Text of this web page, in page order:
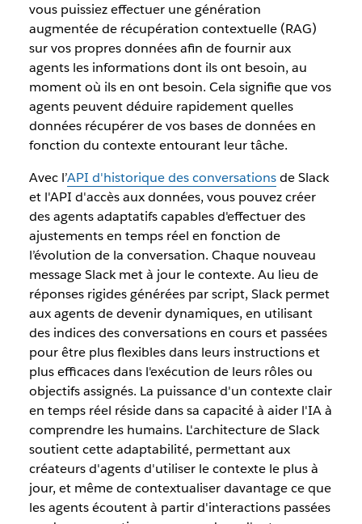
vous puissiez effectuer une génération
augmentée de récupération contextuelle (RAG)
sur vos propres données afin de fournir aux
agents les informations dont ils ont besoin, au
moment où ils en ont besoin. Cela signifie que vos
agents peuvent déduire rapidement quelles
données récupérer de vos bases de données en
fonction du contexte entourant leur tâche.
Avec l’API d'historique des conversationsde Slack
et l'API d'accès aux données, vous pouvez créer
des agents adaptatifs capables d'effectuer des
ajustements en temps réel en fonction de
l’évolution de la conversation. Chaque nouveau
message Slack met à jour le contexte. Au lieu de
réponses rigides générées par script, Slack permet
aux agents de devenir dynamiques, en utilisant
des indices des conversations en cours et passées
pour être plus flexibles dans leurs instructions et
plus efficaces dans l'exécution de leurs rôles ou
objectifs assignés. La puissance d'un contexte clair
en temps réel réside dans sa capacité à aider l'IA à
comprendre les humains. L'architecture de Slack
soutient cette adaptabilité, permettant aux
créateurs d'agents d'utiliser le contexte le plus à
jour, et même de contextualiser davantage ce que
les agents écoutent à partir d'interactions passées